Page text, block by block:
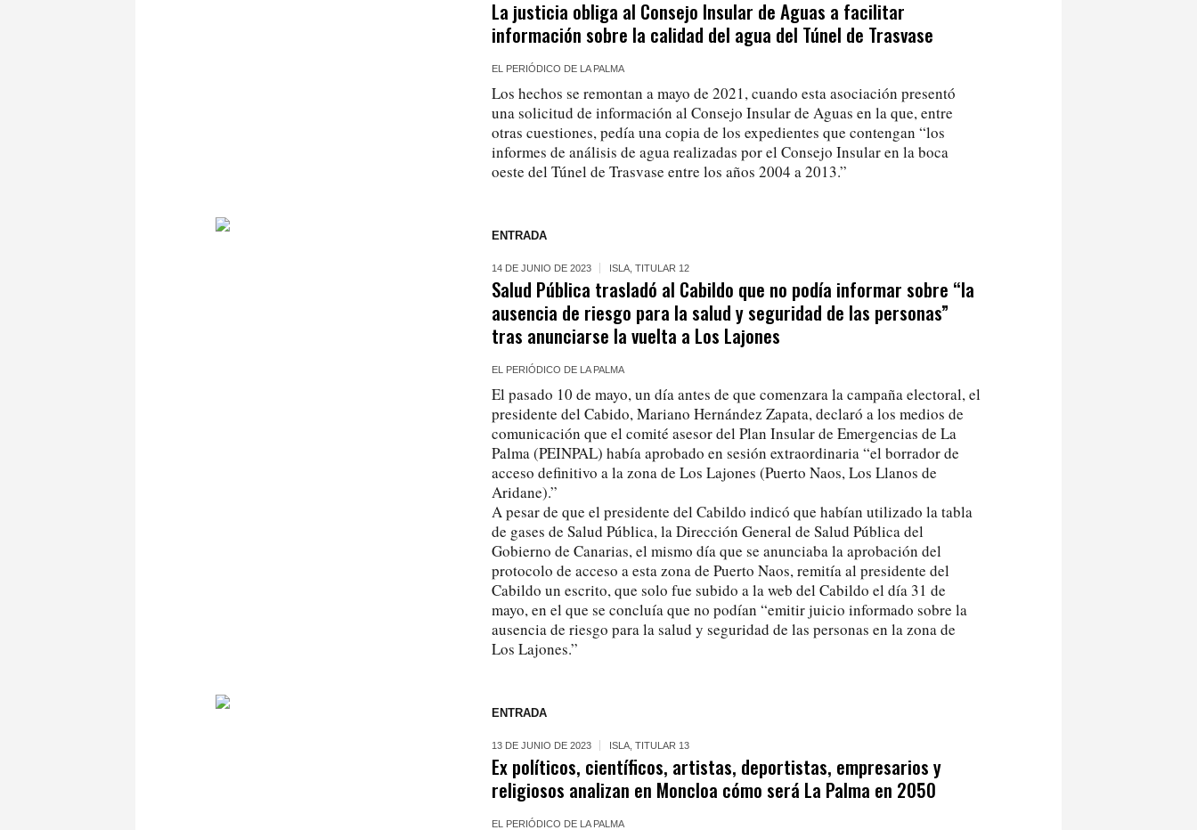
La justicia obliga al Consejo Insular de Aguas a facilitar
información sobre la calidad del agua del Túnel de Trasvase
EL PERIÓDICO DE LA PALMA
Los hechos se remontan a mayo de 2021, cuando esta asociación presentó
una solicitud de información al Consejo Insular de Aguas en la que, entre
otras cuestiones, pedía una copia de los expedientes que contengan “los
informes de análisis de agua realizadas por el Consejo Insular en la boca
oeste del Túnel de Trasvase entre los años 2004 a 2013.”
ENTRADA
14 DE JUNIO DE 2023 ISLA ,TITULAR 12
Salud Pública trasladó al Cabildo que no podía informar sobre “la
ausencia de riesgo para la salud y seguridad de las personas”
tras anunciarse la vuelta a Los Lajones
EL PERIÓDICO DE LA PALMA
El pasado 10 de mayo, un día antes de que comenzara la campaña electoral, el
presidente del Cabido, Mariano Hernández Zapata, declaró a los medios de
comunicación que el comité asesor del Plan Insular de Emergencias de La
Palma (PEINPAL) había aprobado en sesión extraordinaria “el borrador de
acceso definitivo a la zona de Los Lajones (Puerto Naos, Los Llanos de
Aridane).”
A pesar de que el presidente del Cabildo indicó que habían utilizado la tabla
de gases de Salud Pública, la Dirección General de Salud Pública del
Gobierno de Canarias, el mismo día que se anunciaba la aprobación del
protocolo de acceso a esta zona de Puerto Naos, remitía al presidente del
Cabildo un escrito, que solo fue subido a la web del Cabildo el día 31 de
mayo, en el que se concluía que no podían “emitir juicio informado sobre la
ausencia de riesgo para la salud y seguridad de las personas en la zona de
Los Lajones.”
ENTRADA
13 DE JUNIO DE 2023 ISLA ,TITULAR 13
Ex políticos, científicos, artistas, deportistas, empresarios y
religiosos analizan en Moncloa cómo será La Palma en 2050
EL PERIÓDICO DE LA PALMA